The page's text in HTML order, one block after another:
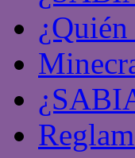
¿Quién